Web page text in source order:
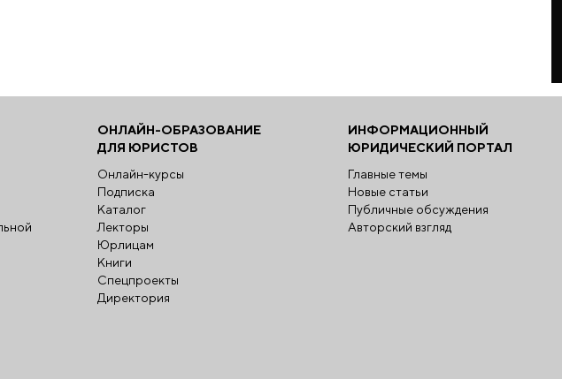
ОНЛАЙН-ОБРАЗОВАНИЕ
ДЛЯ ЮРИСТОВ
Онлайн-курсы
Подписка
Каталог
Лекторы
Юрлицам
Книги
Спецпроекты
Директория
ИНФОРМАЦИОННЫЙ
ЮРИДИЧЕСКИЙ ПОРТАЛ
Главные темы
Новые статьи
Публичные обсуждения
Авторский взгляд